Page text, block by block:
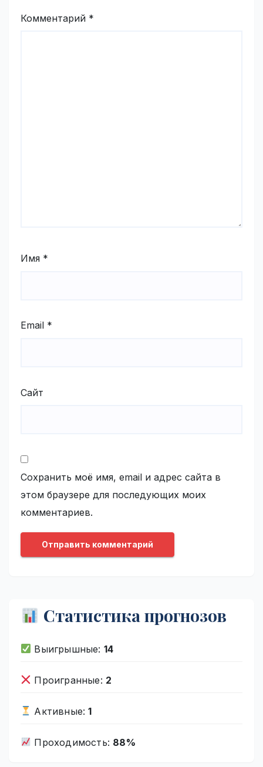
Комментарий *
Имя *
Email *
Сайт
Сохранить моё имя, email и адрес сайта в
этом браузере для последующих моих
комментариев.
Статистика прогнозов
Выигрышные: 14
Проигранные: 2
Активные:1
Проходимость: 88%